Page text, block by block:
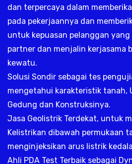
dan terpercaya dalam
pada pekerjaannya dan
untuk kepuasan pelanggan
partner dan menjalin kerjasama
kewatu.
Solusi Sondir sebagai tes
mengetahui karakteristik tanah,
Gedung dan Konstruksinya.
Jasa Geolistrik Terdekat, untuk
Kelistrikan dibawah permukaan
menginjeksikan arus listrik
Ahli PDA Test Terbaik sebagai